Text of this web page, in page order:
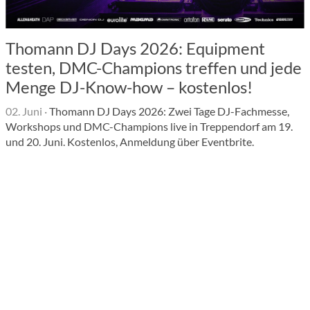
Thomann DJ Days 2026: Equipment
testen, DMC-Champions treffen und jede
Menge DJ-Know-how – kostenlos!
02. Juni ·Thomann DJ Days 2026: Zwei Tage DJ-Fachmesse,
Workshops und DMC-Champions live in Treppendorf am 19.
und 20. Juni. Kostenlos, Anmeldung über Eventbrite.